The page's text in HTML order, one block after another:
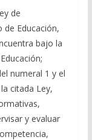
de
de Educación,
bajo la
numeral 1 y el
citada Ley,
y evaluar